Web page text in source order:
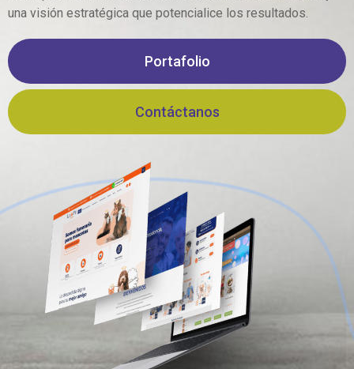
Address:121 King Street, Melbourne
Victoria 3000 Australia
Social:
una visión estratégica que potencialice los resultados.
Portafolio
Contáctanos